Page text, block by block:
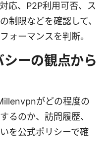
応、P2P利用可否、ス
制限などを確認して、
ォーマンスを判断。
ーの観点から
がどの程度の
るのか、訪問履歴、
を公式ポリシーで確